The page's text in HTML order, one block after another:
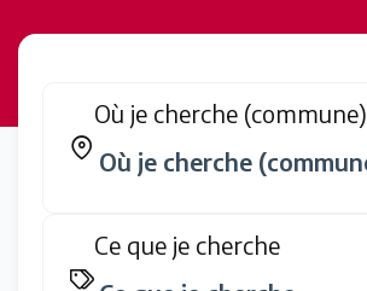
Où je cherche (commune)
Ce que je cherche